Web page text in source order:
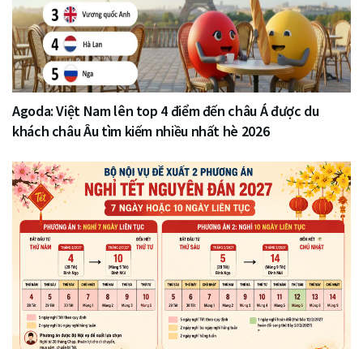
Agoda: Việt Nam lên top 4 điểm đến châu Á được du
khách châu Âu tìm kiếm nhiều nhất hè 2026